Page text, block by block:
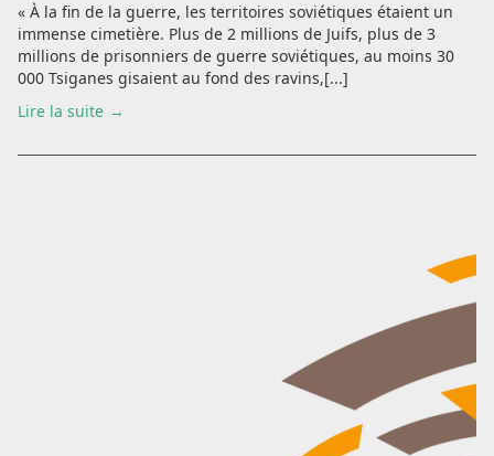
« À la fin de la guerre, les territoires soviétiques étaient un
immense cimetière. Plus de 2 millions de Juifs, plus de 3
millions de prisonniers de guerre soviétiques, au moins 30
000 Tsiganes gisaient au fond des ravins,[...]
Lire la suite